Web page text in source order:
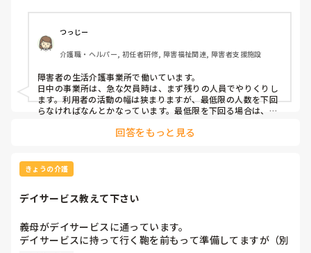
つっじー
介護職・ヘルパー, 初任者研修, 障害福祉関連, 障害者支援施設
障害者の生活介護事業所で働いています。
日中の事業所は、急な欠員時は、まず残りの人員でやりくりし
ます。利用者の活動の幅は狭まりますが、最低限の人数を下回
らなければなんとかなっています。最低限を下回る場合は、休
GHの夜勤の場合は、学生バイト→準職員→正職員の優先順位
多いです。
回答をもっと見る
きょうの介護
デイサービス教えて下さい
義母がデイサービスに通っています。
デイサービスに持って行く鞄を前もって準備してますが（別